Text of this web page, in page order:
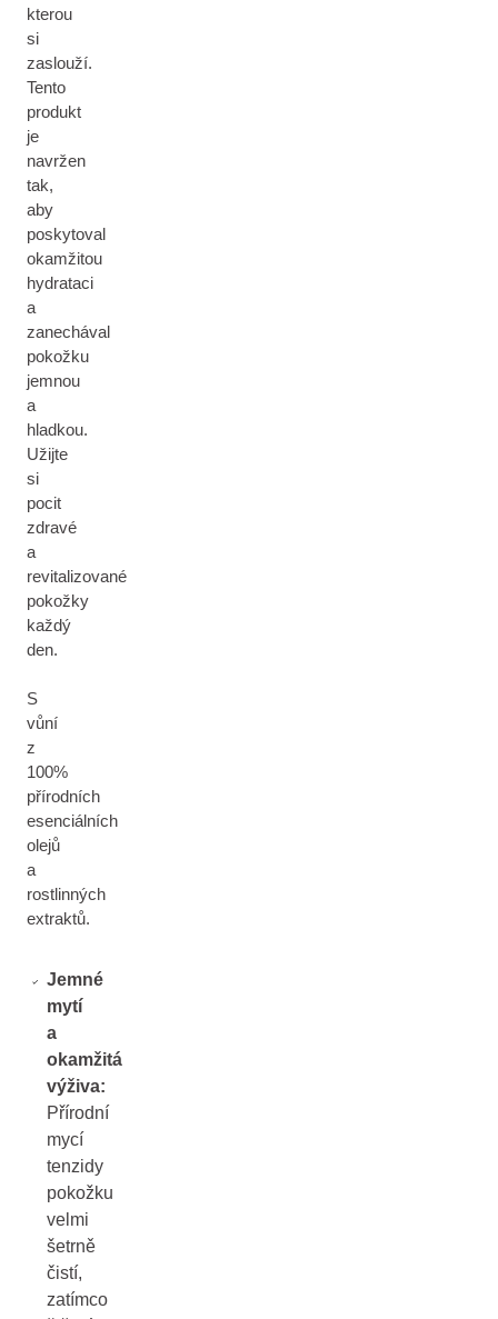
kterou
si
zaslouží.
Tento
produkt
je
navržen
tak,
aby
poskytoval
okamžitou
hydrataci
a
zanechával
pokožku
jemnou
a
hladkou.
Užijte
si
pocit
zdravé
a
revitalizované
pokožky
každý
den.
S
vůní
z
100%
přírodních
esenciálních
olejů
a
rostlinných
extraktů.
Jemné
mytí
a
okamžitá
výživa:
Přírodní
mycí
tenzidy
pokožku
velmi
šetrně
čistí,
zatímco